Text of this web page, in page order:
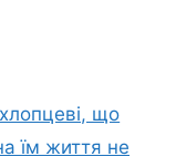
що
їм життя не